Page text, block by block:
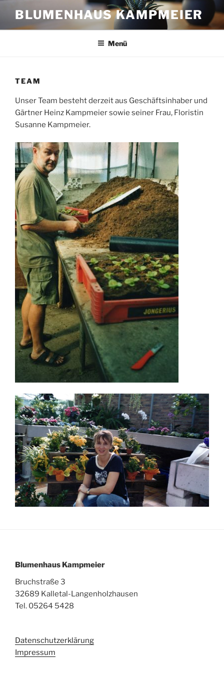
Inhalt
springen
BLUMENHAUS KAMPMEIER
Menü
TEAM
Unser Team besteht derzeit aus Geschäftsinhaber und
Gärtner Heinz Kampmeier sowie seiner Frau, Floristin
Susanne Kampmeier.
Blumenhaus Kampmeier
Bruchstraße 3
32689 Kalletal-Langenholzhausen
Tel. 05264 5428
Datenschutzerklärung
Impressum